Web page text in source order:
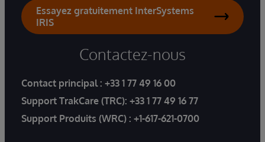
Essayez gratuitement InterSystems
IRIS
Contactez-nous
Contact principal : +33 1 77 49 16 00
Support TrakCare (TRC): +33 1 77 49 16 77
Support Produits (WRC) : +1-617-621-0700